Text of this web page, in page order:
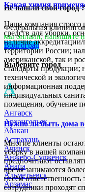
Не нашли свой город
Федеральная
мы онлайн, напишите
Волгоград
Выберите город
А
Ангарск
Архангельск
Абакан
Астрахань
Ачинск
Анжеро-Судженск
Анапа
Альметьевск
Арзамас
Какая химия
Наша компания строго
средств для уборки,
наличие аккредитации/
территории России;
американской, так и
стандарты продукции;
технической и
информационная
индивидуальных
помещения, обучение
Нужно ли быть дома
Многие клиенты
уборку в нашей
предпочитают
время занимаются
несём
сотрудники проходят